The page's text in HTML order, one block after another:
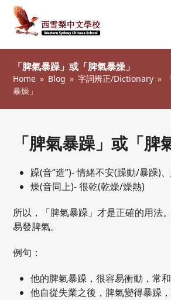
「脾氣暴躁」或「脾氣暴燥」
Home » Blog » 字詞辨正/Dictionary »
暴燥」
「脾氣暴躁」或「脾
躁(音“造”)- 情緒不安(躁動/暴躁)
燥(音同上)- 很乾(乾燥/燥熱)
所以，「脾氣暴躁」才是正確的用法
易發脾氣。
例句：
他的脾氣暴躁，很容易衝動，常和
他自從失業之後，脾氣變得暴躁，